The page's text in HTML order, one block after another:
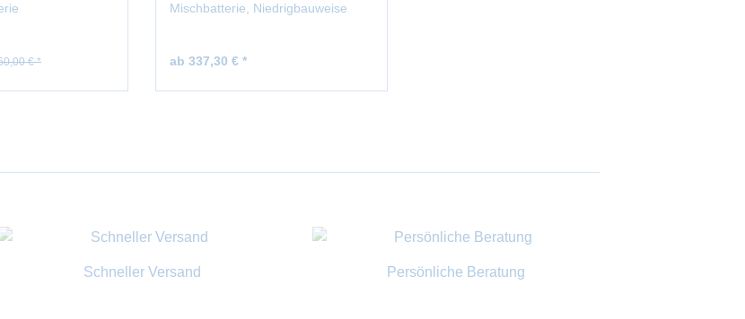
€ *
Mischbatterie, Niedrigbauweise
ab 337,30 € *
Schneller Versand Persönliche Beratung